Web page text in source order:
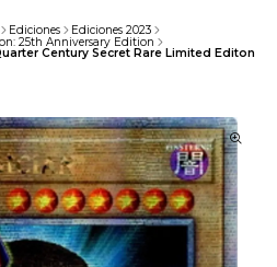
Ediciones
Ediciones 2023
25th Anniversary Edition
Century Secret Rare Limited Editon